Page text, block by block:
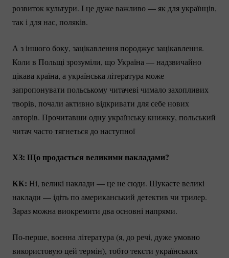
розвиток культури. І це дуже важливо — як для українців,
так і для нас, поляків.
А з іншого боку, зацікавлення породжує зацікавлення.
Коли в Польщі зрозуміли, що Україна — надзвичайно
цікава країна, а українська література може
запропонувати польському читачеві чимало захопливих
творів, почали активно відкривати для себе нових
авторів. Прочитавши одну українську книжку, польський
читач часто тягнеться до наступної
ХЗ: Що продається великими накладами?
КК: Ні, великі наклади — це не сюди. Шукаєте великі
наклади — ідіть по американський детектив чи трилер.
Зараз можна виокремити два основні напрями.
По-перше, воєнна література (я, до речі, дуже умовно
використовую цей термін), тобто тексти українських